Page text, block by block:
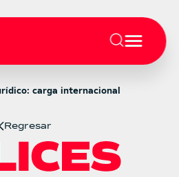
carga internacional
Regresar
carga